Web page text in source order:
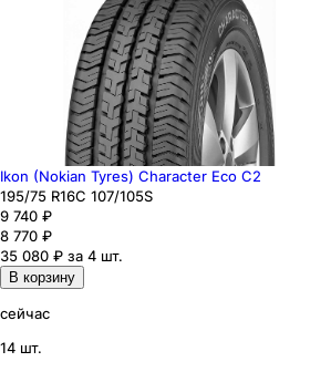
Ikon (Nokian Tyres) Character Eco C2
195/75 R16C 107/105S
9 740 ₽
8 770 ₽
35 080 ₽ за 4 шт.
В корзину
сейчас
14 шт.